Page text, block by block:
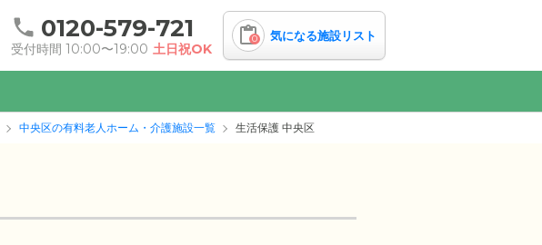
0120-579-721
受付時間 10:00〜19:00 土日祝OK
0 気になる施設リスト
中央区の有料老人ホーム・介護施設一覧 生活保護 中央区